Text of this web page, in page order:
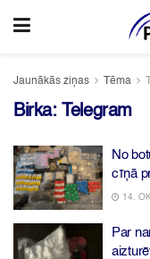
Jaunākās ziņas Tēma
Birka: Telegram
No
cīņā
14.
Par